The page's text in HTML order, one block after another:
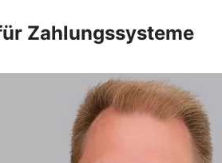
Zahlungssysteme